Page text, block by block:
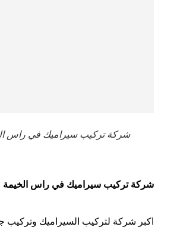
شركة تركيب سيراميك في راس
شركة تركيب سيراميك في راس الخيمة
اكبر شركة لتركيب السيراميك وتركيب